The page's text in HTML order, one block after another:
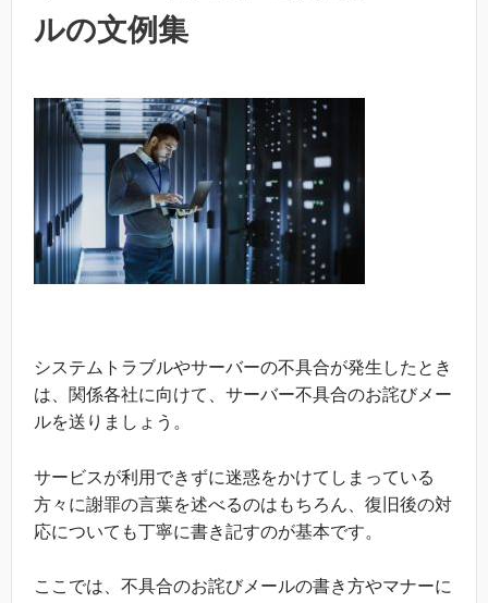
ルの文例集
システムトラブルやサーバーの不具合が発生したとき
は、関係各社に向けて、サーバー不具合のお詫びメー
ルを送りましょう。
サービスが利用できずに迷惑をかけてしまっている
方々に謝罪の言葉を述べるのはもちろん、復旧後の対
応についても丁寧に書き記すのが基本です。
ここでは、不具合のお詫びメールの書き方やマナーに